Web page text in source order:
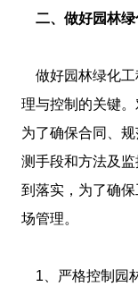
二、做好园林
做好园林绿化工
理与控制的关键
为了确保合同、
测手段和方法及
到落实，为了确
场管理。
1、严格控制园